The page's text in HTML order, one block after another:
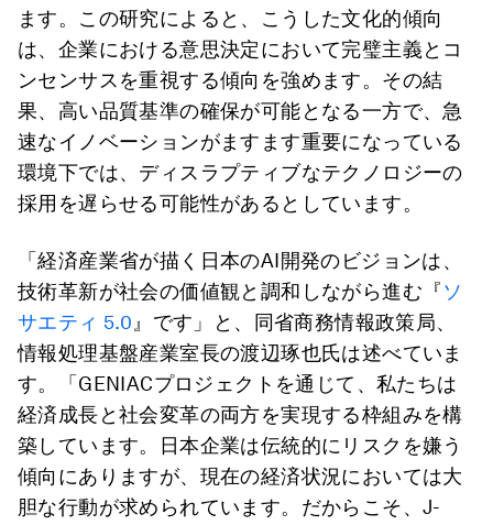
ます。この研究によると、こうした文化的傾向
は、企業における意思決定において完璧主義とコ
ンセンサスを重視する傾向を強めます。その結
果、高い品質基準の確保が可能となる一方で、急
速なイノベーションがますます重要になっている
環境下では、ディスラプティブなテクノロジーの
採用を遅らせる可能性があるとしています。
「経済産業省が描く日本のAI開発のビジョンは、
技術革新が社会の価値観と調和しながら進む『ソ
サエティ 5.0 』です」と、同省商務情報政策局、
情報処理基盤産業室長の渡辺琢也氏は述べていま
す。「GENIACプロジェクトを通じて、私たちは
経済成長と社会変革の両方を実現する枠組みを構
築しています。日本企業は伝統的にリスクを嫌う
傾向にありますが、現在の経済状況においては大
胆な行動が求められています。だからこそ、J-